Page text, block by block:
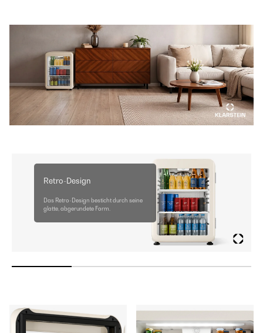
Retro-Design
Das Retro-Design besticht durch seine
glatte, abgerundete Form.